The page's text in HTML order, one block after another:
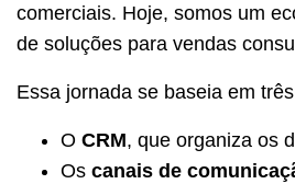
comerciais. Hoje, somos um
de soluções para vendas
Essa jornada se baseia em
O CRM, que organiza os
Os canais de